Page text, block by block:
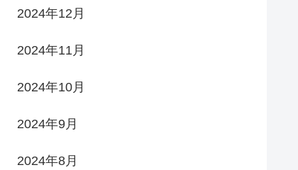
2024年12月
2024年11月
2024年10月
2024年9月
2024年8月